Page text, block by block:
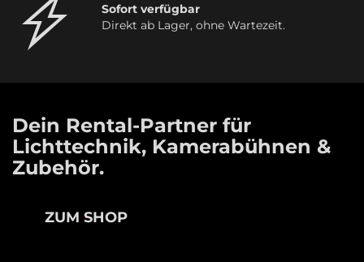
Sofort verfügbar
Direkt ab Lager, ohne Wartezeit.
Dein Rental-Partner für
Lichttechnik, Kamerabühnen &
Zubehör.
ZUM SHOP